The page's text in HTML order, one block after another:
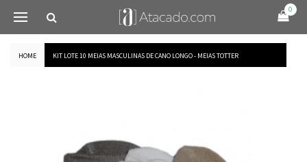
0
HOME KIT LOTE 10 MEIAS MASCULINAS DE CANO LONGO - MEIAS TOTTER